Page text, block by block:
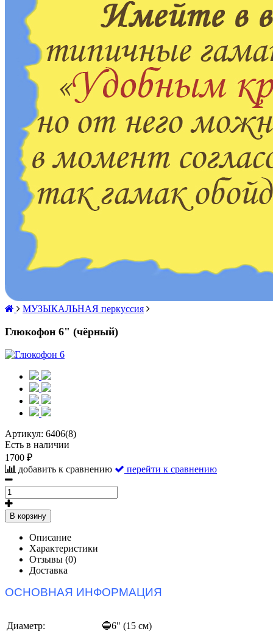
МУЗЫКАЛЬНАЯ перкуссия
Глюкофон 6" (чёрный)
Артикул: 6406(8)
Есть в наличии
1700 ₽
добавить к сравнению
перейти к сравнению
В корзину
Описание
Характеристики
Отзывы (0)
Доставка
ОСНОВНАЯ ИНФОРМАЦИЯ
Диаметр: 🔵6" (15 см)